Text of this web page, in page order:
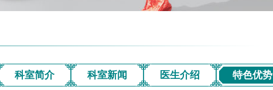
科室简介 科室新闻 医生介绍 特色优势